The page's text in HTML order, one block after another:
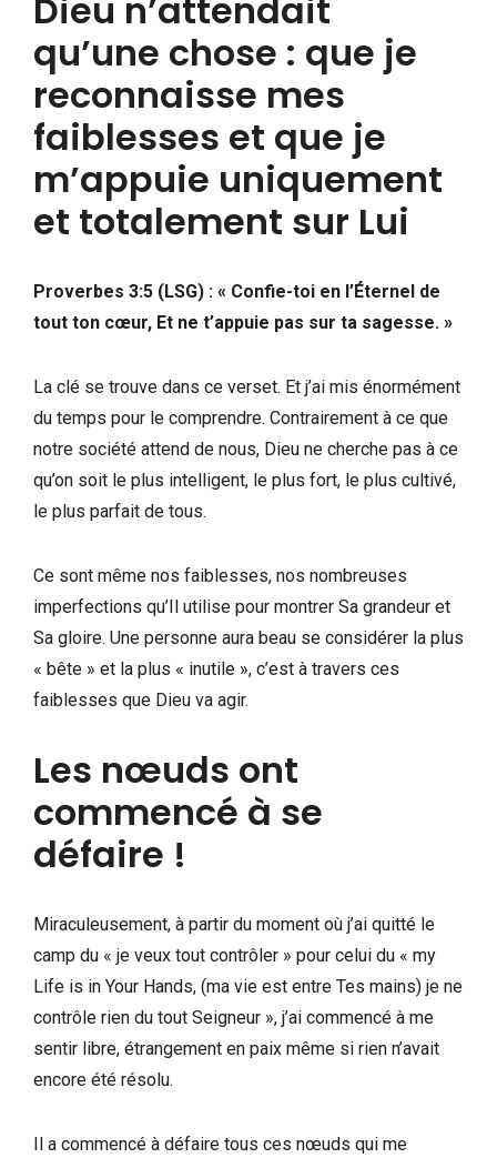
Dieu n’attendait
qu’une chose : que je
reconnaisse mes
faiblesses et que je
m’appuie uniquement
et totalement sur Lui
Proverbes 3:5 (LSG) : « Confie-toi en l’Éternel de
tout ton cœur, Et ne t’appuie pas sur ta sagesse. »
La clé se trouve dans ce verset. Et j’ai mis énormément
du temps pour le comprendre. Contrairement à ce que
notre société attend de nous, Dieu ne cherche pas à ce
qu’on soit le plus intelligent, le plus fort, le plus cultivé,
le plus parfait de tous.
Ce sont même nos faiblesses, nos nombreuses
imperfections qu’Il utilise pour montrer Sa grandeur et
Sa gloire. Une personne aura beau se considérer la plus
« bête » et la plus « inutile », c’est à travers ces
faiblesses que Dieu va agir.
Les nœuds ont
commencé à se
défaire !
Miraculeusement, à partir du moment où j’ai quitté le
camp du « je veux tout contrôler » pour celui du « my
Life is in Your Hands, (ma vie est entre Tes mains) je ne
contrôle rien du tout Seigneur », j’ai commencé à me
sentir libre, étrangement en paix même si rien n’avait
encore été résolu.
Il a commencé à défaire tous ces nœuds qui me